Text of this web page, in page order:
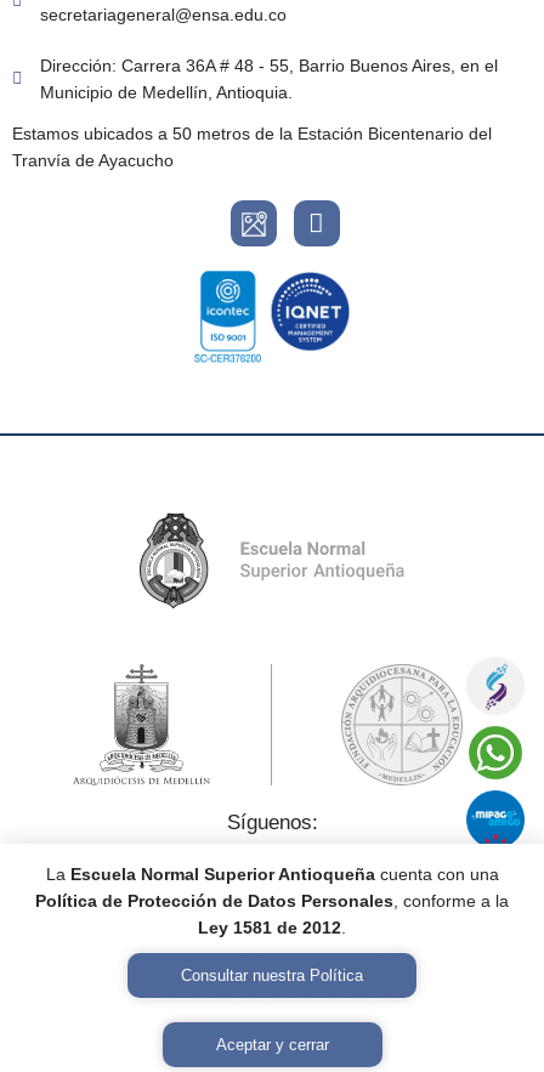
secretariageneral@ensa.edu.co
Dirección: Carrera 36A # 48 - 55, Barrio Buenos Aires, en el
Municipio de Medellín, Antioquia.
Estamos ubicados a 50 metros de la Estación Bicentenario del
Tranvía de Ayacucho
Síguenos:
Política de Tratamiento de Datos Personales
La Escuela Normal Superior Antioqueñacuenta con una
Política de Protección de Datos Personales , conforme a la
Ley 1581 de 2012
Consultar nuestra Política
Aceptar y cerrar